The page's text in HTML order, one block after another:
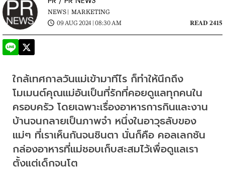
NEWS | MARKETING
09 AUG 2024 | 08:30 AM
READ 2415
ใกล้เทศกาลวันแม่เข้ามาทีไร ก็ทำให้นึกถึง
โมเมนต์คุณแม่อันเป็นที่รักที่คอยดูแลทุกคนใน
ครอบครัว โดยเฉพาะเรื่องอาหารการกินและงาน
บ้านจนกลายเป็นภาพจำ หนึ่งในอาวุธลับของ
แม่ๆ ที่เราเห็นกันจนชินตา นั่นก็คือ คอลเลกชัน
กล่องอาหารที่แม่ชอบเก็บสะสมไว้เพื่อดูแลเรา
ตั้งแต่เด็กจนโต